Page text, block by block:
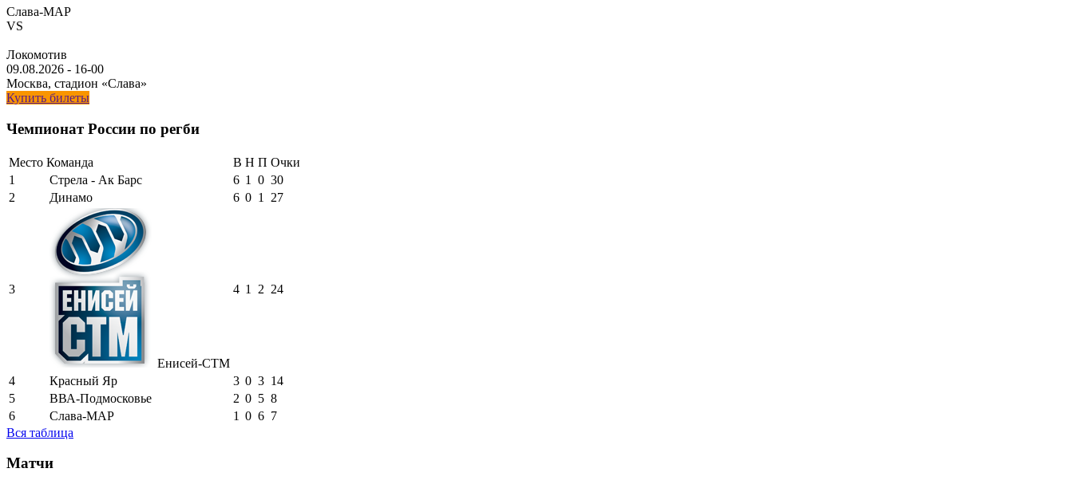
Слава-МАР
VS
Локомотив
09.08.2026 - 16-00
Москва, стадион «Слава»
Купить билеты
Чемпионат России по регби
Место Команда В Н П Очки
1
Стрела - Ак Барс 6 1 0 30
2
Динамо 6 0 1 27
3
Енисей-СТМ
4 1 2 24
4 Красный Яр 3 0 3 14
5
ВВА-Подмосковье 2 0 5 8
6
Слава-МАР 1 0 6 7
Вся таблица
Матчи